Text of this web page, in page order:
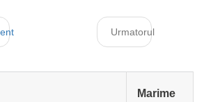
Urmatorul
Marime